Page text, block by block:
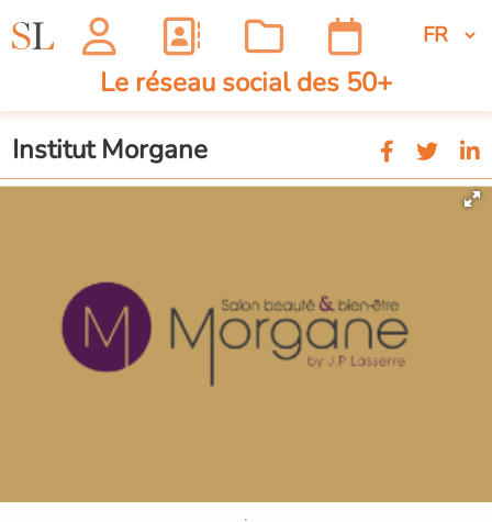
Le réseau social des 50+
Institut Morgane